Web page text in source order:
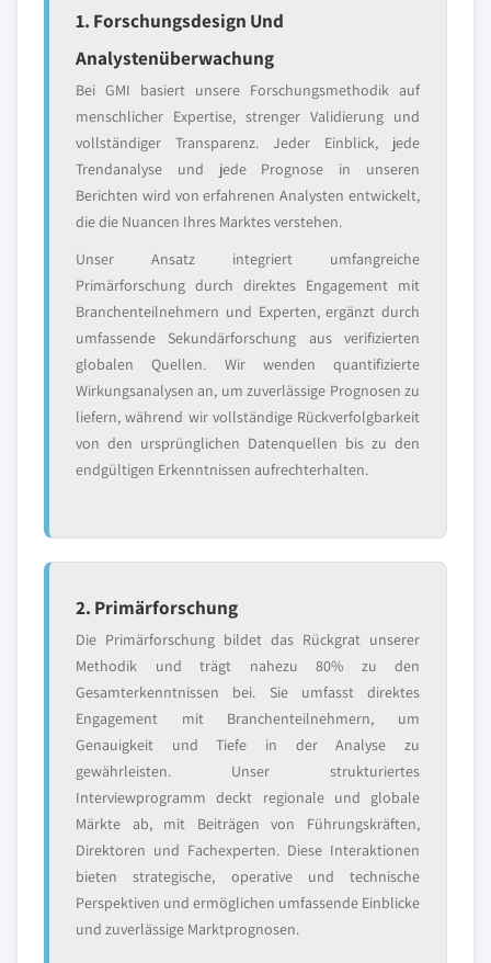
1. Forschungsdesign Und
Analystenüberwachung
Bei GMI basiert unsere Forschungsmethodik auf
menschlicher Expertise, strenger Validierung und
vollständiger Transparenz. Jeder Einblick, jede
Trendanalyse und jede Prognose in unseren
Berichten wird von erfahrenen Analysten entwickelt,
die die Nuancen Ihres Marktes verstehen.
Unser Ansatz integriert umfangreiche
Primärforschung durch direktes Engagement mit
Branchenteilnehmern und Experten, ergänzt durch
umfassende Sekundärforschung aus verifizierten
globalen Quellen. Wir wenden quantifizierte
Wirkungsanalysen an, um zuverlässige Prognosen zu
liefern, während wir vollständige Rückverfolgbarkeit
von den ursprünglichen Datenquellen bis zu den
endgültigen Erkenntnissen aufrechterhalten.
2. Primärforschung
Die Primärforschung bildet das Rückgrat unserer
Methodik und trägt nahezu 80% zu den
Gesamterkenntnissen bei. Sie umfasst direktes
Engagement mit Branchenteilnehmern, um
Genauigkeit und Tiefe in der Analyse zu
gewährleisten. Unser strukturiertes
Interviewprogramm deckt regionale und globale
Märkte ab, mit Beiträgen von Führungskräften,
Direktoren und Fachexperten. Diese Interaktionen
bieten strategische, operative und technische
Perspektiven und ermöglichen umfassende Einblicke
und zuverlässige Marktprognosen.